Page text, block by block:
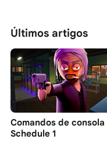
Últimos artigos
Comandos de consola
Schedule 1